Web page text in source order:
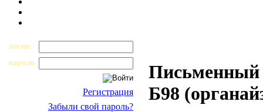
логин
пароль
Регистрация
Забыли свой пароль?
Письменный
Б98